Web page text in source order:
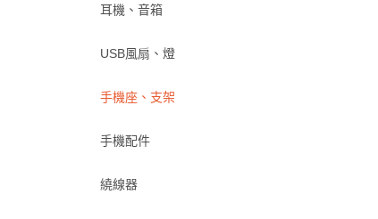
耳機、音箱
USB風扇、燈
手機座、支架
手機配件
繞線器